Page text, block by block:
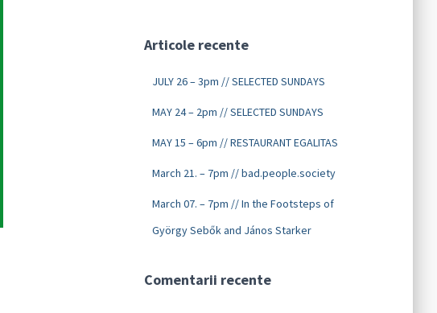
Articole recente
JULY 26 – 3pm // SELECTED SUNDAYS
MAY 24 – 2pm // SELECTED SUNDAYS
MAY 15 – 6pm // RESTAURANT EGALITAS
March 21. – 7pm // bad.people.society
March 07. – 7pm // In the Footsteps of
György Sebők and János Starker
Comentarii recente